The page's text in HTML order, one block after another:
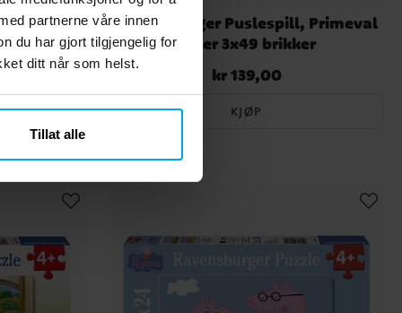
partnerne våre innen
du har gjort tilgjengelig for
ditt når som helst.
Tillat alle
Paw
brikker
pris:
Ravensburger Puslespill, Primeval
Ruler 3x49 brikker
Pris :kr 139,00
kr 139,00
KJØP